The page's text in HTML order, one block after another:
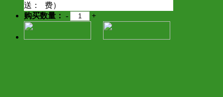
送：
费）
购买数量： - +